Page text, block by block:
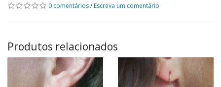
0 comentários/Escreva um comentário
Produtos relacionados